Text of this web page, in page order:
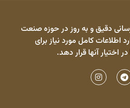
دقیق و به روز در حوزه صنعت
کامل مورد نیاز برای
اختیار آنها قرار دهد.